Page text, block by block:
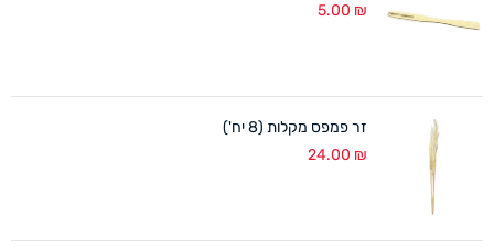
5.00 ₪
זר פמפס מקלות (8 יח')
24.00 ₪